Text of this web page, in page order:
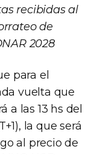
recibidas al
de
2028
para el
vuelta que
a las 13 hs del
la que será
al precio de